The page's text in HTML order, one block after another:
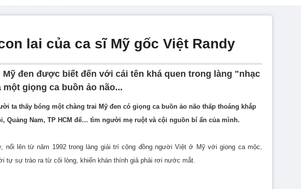
lai của ca sĩ Mỹ gốc Việt Randy
đen được biết đến với cái tên khá quen trong làng "nhạc
một giọng ca buồn ảo não...
ta thấy bóng một chàng trai Mỹ đen có giọng ca buồn ảo não thấp thoáng khắp
Quảng Nam, TP HCM để… tìm người mẹ ruột và cội nguồn bí ẩn của mình.
nổi lên từ năm 1992 trong làng giải trí cộng đồng người Việt ở Mỹ với giọng ca mộc,
tự sự trào ra từ cõi lòng, khiến khán thính giả phải rơi nước mắt.